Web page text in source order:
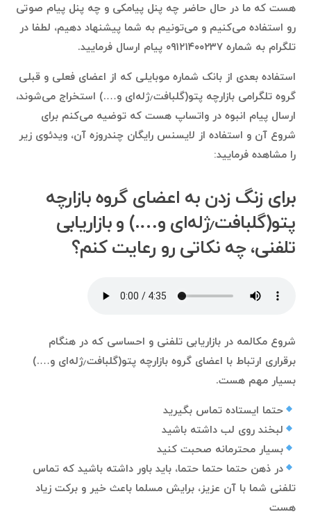
هست که ما در حال حاضر چه پنل پیامکی و چه پنل پیام صوتی
رو استفاده می‌کنیم و می‌تونیم به شما پیشنهاد دهیم، لطفا در
تلگرام به شماره ۰۹۱۲۱۴۰۰۲۳۷ پیام ارسال فرمایید.
استفاده بعدی از بانک شماره موبایلی که از اعضای فعلی و قبلی
گروه تلگرامی بازارچه پتو(گلبافت٫ژله‌ای و….) استخراج می‌شوند،
ارسال پیام انبوه در واتساپ هست که توضیه می‌کنم برای
شروع آن و استفاده از لایسنس رایگان چندروزه آن، ویدئوی زیر
را مشاهده فرمایید:
برای زنگ زدن به اعضای گروه بازارچه
پتو(گلبافت٫ژله‌ای و….) و بازاریابی
تلفنی، چه نکاتی رو رعایت کنم؟
شروع مکالمه در بازاریابی تلفنی و احساسی که در هنگام
برقراری ارتباط با اعضای گروه بازارچه پتو(گلبافت٫ژله‌ای و….)
بسیار مهم هست.
حتما ایستاده تماس بگیرید
لبخند روی لب داشته باشید
بسیار محترمانه صحبت کنید
در ذهن حتما حتما حتما، باید باور داشته باشید که تماس
تلفنی شما با آن عزیز، برایش مسلما باعث خیر و برکت زیاد
هست